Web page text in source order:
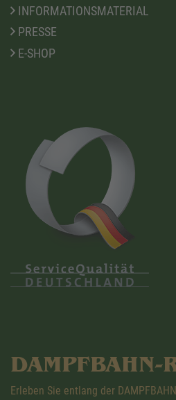
INFORMATIONSMATERIAL
PRESSE
E-SHOP
DAMPFBAHN-
Erleben Sie entlang der